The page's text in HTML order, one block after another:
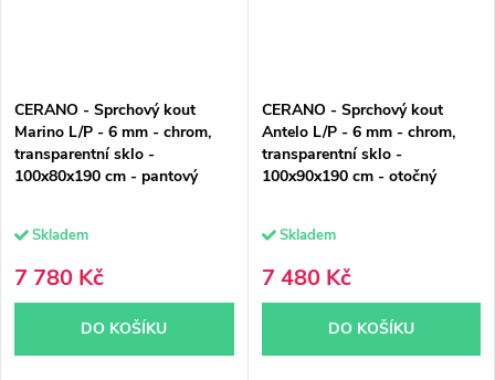
CERANO - Sprchový kout
Marino L/P - 6 mm - chrom,
transparentní sklo -
100x80x190 cm - pantový
Skladem
7 780 Kč
DO KOŠÍKU
CERANO - Sprchový kout
Antelo L/P - 6 mm - chrom,
transparentní sklo -
100x90x190 cm - otočný
Skladem
7 480 Kč
DO KOŠÍKU